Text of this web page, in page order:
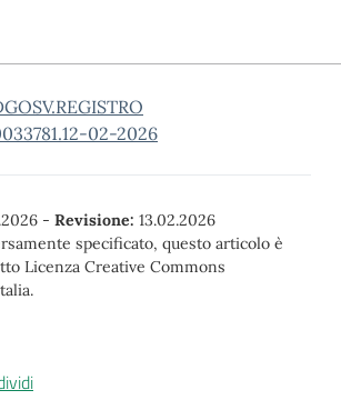
02-2026
- Revisione: 13.02.2026
specificato, questo articolo è
Licenza Creative Commons